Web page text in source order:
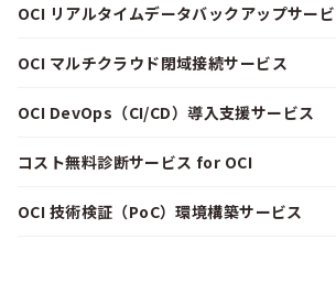
OCI リアルタイムデータバックアップサー
OCI マルチクラウド閉域接続サービス
OCI DevOps（CI/CD）導入支援サービス
コスト無料診断サービス for OCI
OCI 技術検証（PoC）環境構築サービス